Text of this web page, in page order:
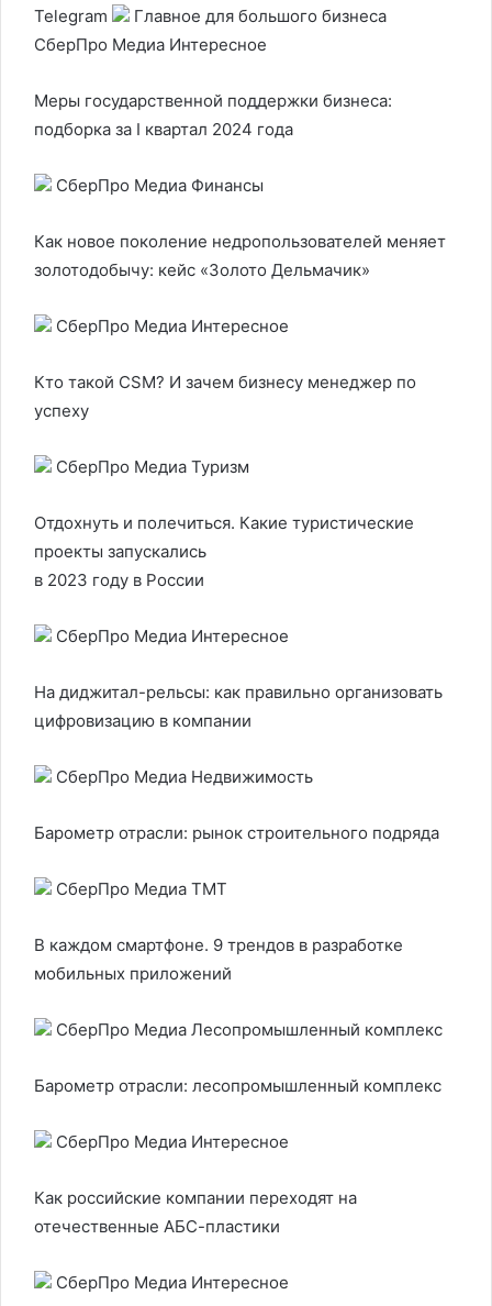
Telegram
Главное для большого бизнеса
СберПро Медиа Интересное
Меры государственной поддержки бизнеса:
подборка за I квартал 2024 года
СберПро Медиа Финансы
Как новое поколение недропользователей меняет
золотодобычу: кейс «Золото Дельмачик»
СберПро Медиа Интересное
Кто такой CSM? И зачем бизнесу менеджер по
успеху
СберПро Медиа Туризм
Отдохнуть и полечиться. Какие туристические
проекты запускались
в 2023 году в России
СберПро Медиа Интересное
На диджитал-рельсы: как правильно организовать
цифровизацию в компании
СберПро Медиа Недвижимость
Барометр отрасли: рынок строительного подряда
СберПро Медиа ТМТ
В каждом смартфоне. 9 трендов в разработке
мобильных приложений
СберПро Медиа Лесопромышленный комплекс
Барометр отрасли: лесопромышленный комплекс
СберПро Медиа Интересное
Как российские компании переходят на
отечественные АБС-пластики
СберПро Медиа Интересное